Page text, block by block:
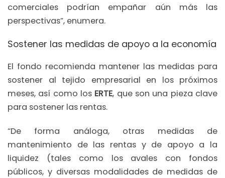
comerciales podrían empañar aún más las
perspectivas”, enumera.
Sostener las medidas de apoyo a la economía
El fondo recomienda mantener las medidas para
sostener al tejido empresarial en los próximos
meses, así como los ERTE, que son una pieza clave
para sostener las rentas.
“De forma análoga, otras medidas de
mantenimiento de las rentas y de apoyo a la
liquidez (tales como los avales con fondos
públicos, y diversas modalidades de medidas de